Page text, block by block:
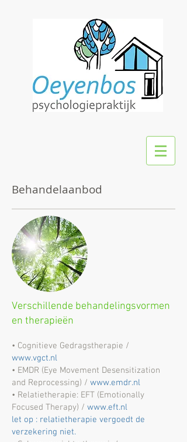
Behandelaanbod
Verschillende behandelingsvormen
en therapieën
• Cognitieve Gedragstherapie /
www.vgct.nl
• EMDR (Eye Movement Desensitization
and Reprocessing) / www.emdr.nl
• Relatietherapie: EFT (Emotionally
Focused Therapy) / www.eft.nl
let op : relatietherapie vergoedt de
verzekering niet.